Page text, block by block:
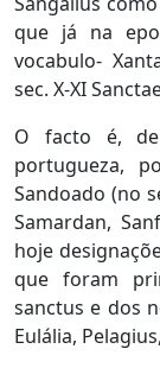
que já na
vocabulo-
sec. X-XI
O facto é,
portugueza,
Sandoado (no
Samardan,
hoje
que foram
sanctus e dos
Eulália,